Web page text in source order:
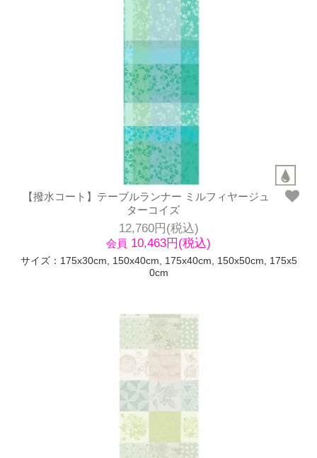
【撥水コート】テーブルランナー ミルフィヤージュ
ターコイズ
12,760円(税込)
会員 10,463円(税込)
サイズ：175x30cm, 150x40cm, 175x40cm, 150x50cm, 175x5
0cm